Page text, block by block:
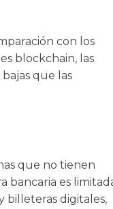
con los
blockchain, las
que las
que no tienen
bancaria es
billeteras digitales,